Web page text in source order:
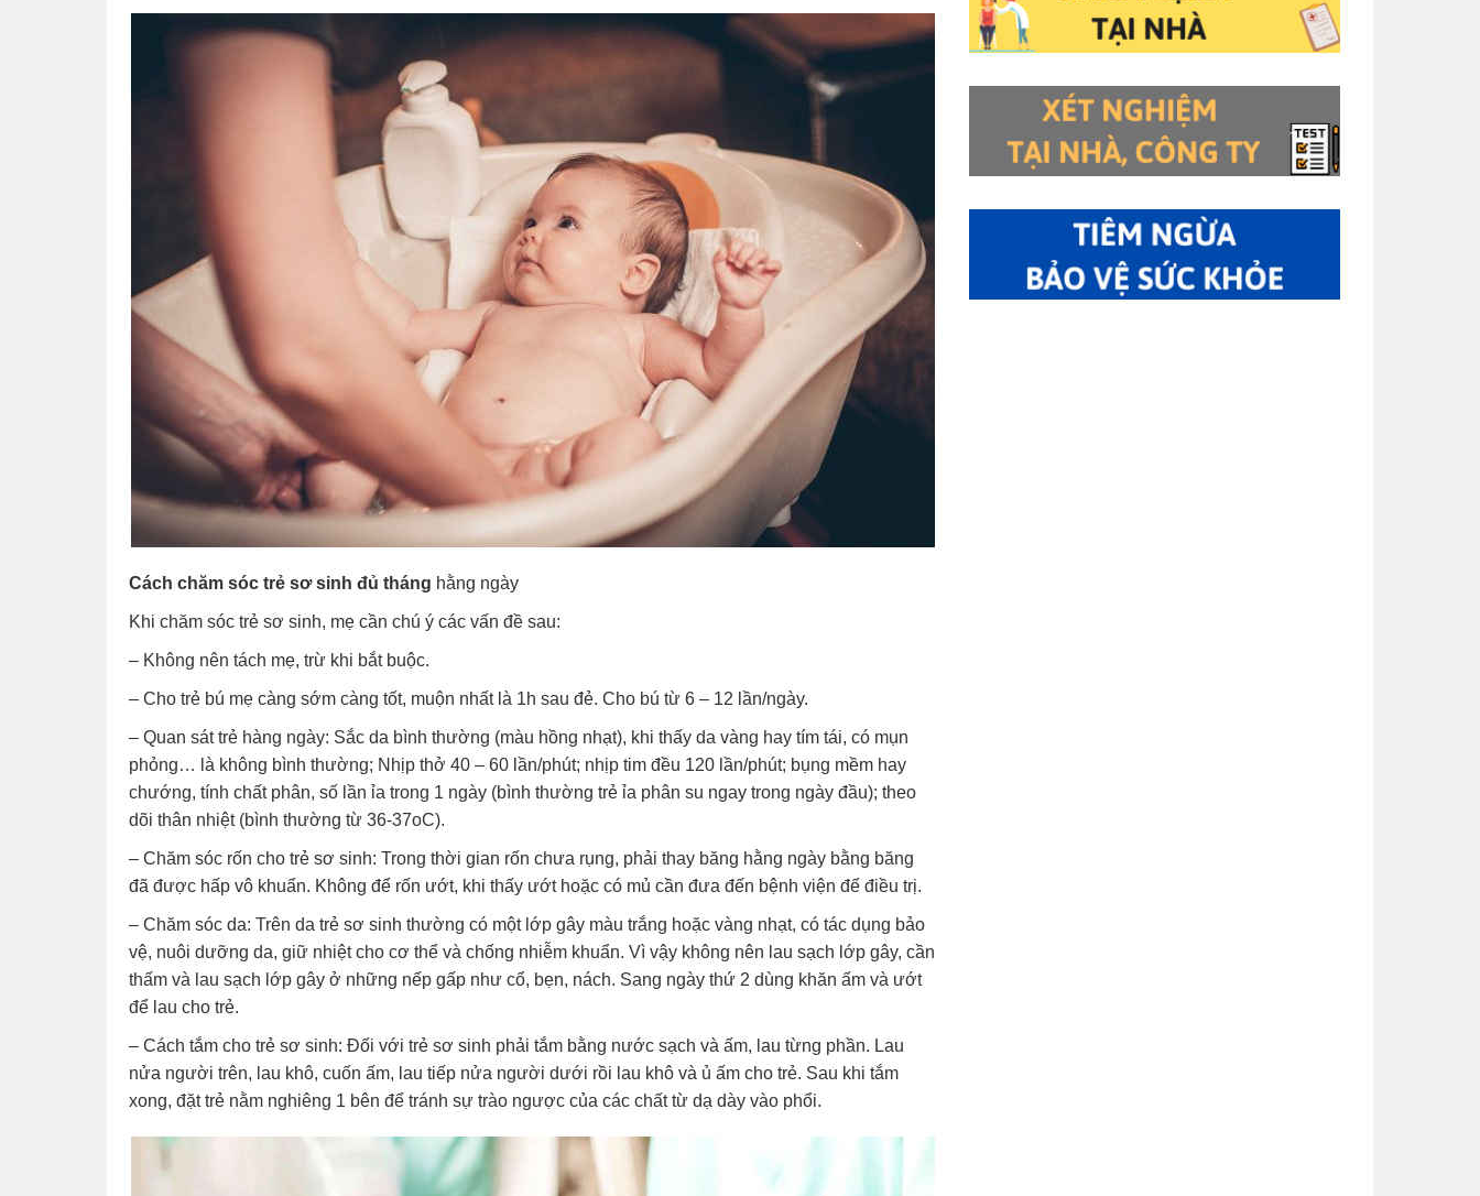
Cách chăm sóc trẻ sơ sinh đủ tháng hằng ngày
Khi chăm sóc trẻ sơ sinh, mẹ cần chú ý các vấn đề sau:
– Không nên tách mẹ, trừ khi bắt buộc.
– Cho trẻ bú mẹ càng sớm càng tốt, muộn nhất là 1h sau đẻ. Cho bú từ 6 – 12 lần/ngày.
– Quan sát trẻ hàng ngày: Sắc da bình thường (màu hồng nhạt), khi thấy da vàng hay tím tái, có mụn
phỏng… là không bình thường; Nhịp thở 40 – 60 lần/phút; nhịp tim đều 120 lần/phút; bụng mềm hay
chướng, tính chất phân, số lần ỉa trong 1 ngày (bình thường trẻ ỉa phân su ngay trong ngày đầu); theo
dõi thân nhiệt (bình thường từ 36-37oC).
– Chăm sóc rốn cho trẻ sơ sinh: Trong thời gian rốn chưa rụng, phải thay băng hằng ngày bằng băng
đã được hấp vô khuẩn. Không để rốn ướt, khi thấy ướt hoặc có mủ cần đưa đến bệnh viện để điều trị.
– Chăm sóc da: Trên da trẻ sơ sinh thường có một lớp gây màu trắng hoặc vàng nhạt, có tác dụng bảo
vệ, nuôi dưỡng da, giữ nhiệt cho cơ thể và chống nhiễm khuẩn. Vì vậy không nên lau sạch lớp gây, cần
thấm và lau sạch lớp gây ở những nếp gấp như cổ, bẹn, nách. Sang ngày thứ 2 dùng khăn ấm và ướt
để lau cho trẻ.
– Cách tắm cho trẻ sơ sinh: Đối với trẻ sơ sinh phải tắm bằng nước sạch và ấm, lau từng phần. Lau
nửa người trên, lau khô, cuốn ấm, lau tiếp nửa người dưới rồi lau khô và ủ ấm cho trẻ. Sau khi tắm
xong, đặt trẻ nằm nghiêng 1 bên để tránh sự trào ngược của các chất từ dạ dày vào phổi.